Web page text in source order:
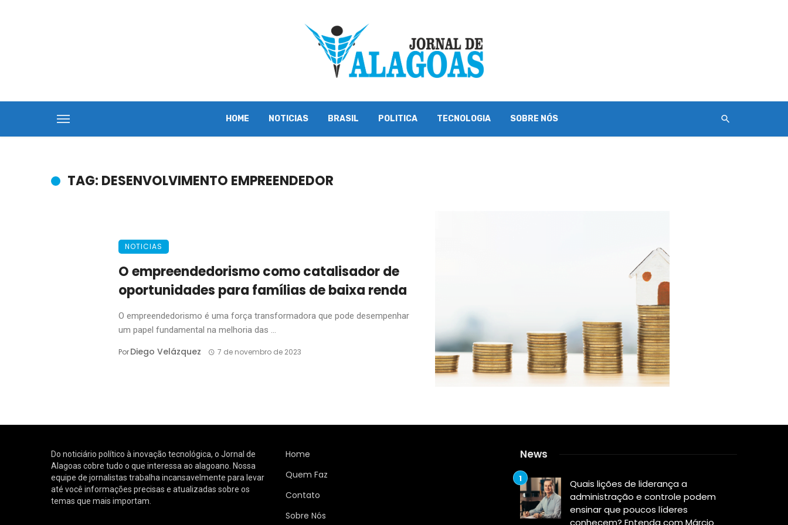
HOME NOTICIAS BRASIL POLITICA TECNOLOGIA SOBRE NÓS
TAG: DESENVOLVIMENTO EMPREENDEDOR
NOTICIAS
O empreendedorismo como catalisador de
oportunidades para famílias de baixa renda
O empreendedorismo é uma força transformadora que pode desempenhar
um papel fundamental na melhoria das ...
PorDiego Velázquez 7 de novembro de 2023
Do noticiário político à inovação tecnológica, o Jornal de
Alagoas cobre tudo o que interessa ao alagoano. Nossa
equipe de jornalistas trabalha incansavelmente para levar
até você informações precisas e atualizadas sobre os
temas que mais importam.
Home
Quem Faz
Contato
Sobre Nós
News
Quais lições de liderança a
administração e controle podem
ensinar que poucos líderes
conhecem? Entenda com Márcio